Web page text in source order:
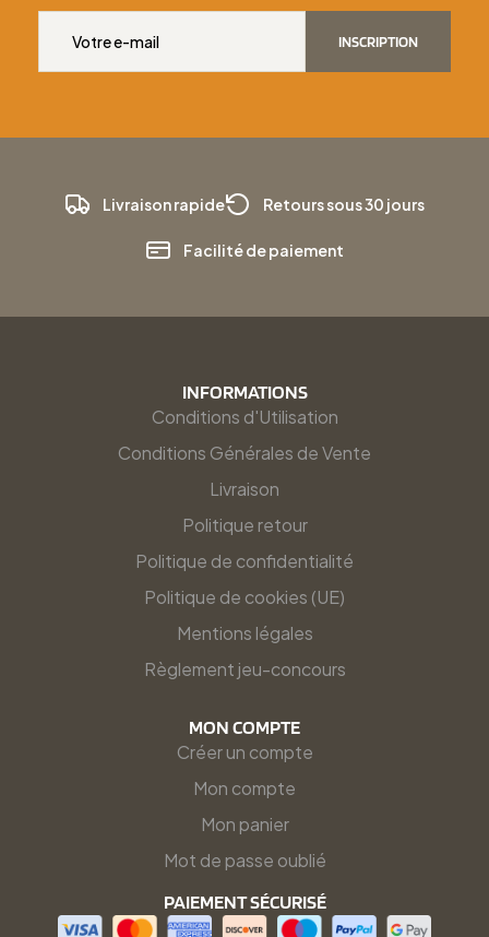
INSCRIPTION
Livraison rapide Retours sous 30 jours
Facilité de paiement
INFORMATIONS
Conditions d'Utilisation
Conditions Générales de Vente
Livraison
Politique retour
Politique de confidentialité
Politique de cookies (UE)
Mentions légales
Règlement jeu-concours
MON COMPTE
Créer un compte
Mon compte
Mon panier
Mot de passe oublié
PAIEMENT SÉCURISÉ